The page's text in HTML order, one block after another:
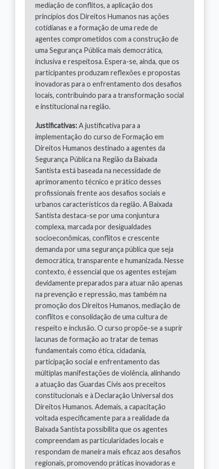
mediação de conflitos, a aplicação dos
princípios dos Direitos Humanos nas ações
cotidianas e a formação de uma rede de
agentes comprometidos com a construção de
uma Segurança Pública mais democrática,
inclusiva e respeitosa. Espera-se, ainda, que os
participantes produzam reflexões e propostas
inovadoras para o enfrentamento dos desafios
locais, contribuindo para a transformação social
e institucional na região.
Justificativas:A justificativa para a
implementação do curso de Formação em
Direitos Humanos destinado a agentes da
Segurança Pública na Região da Baixada
Santista está baseada na necessidade de
aprimoramento técnico e prático desses
profissionais frente aos desafios sociais e
urbanos característicos da região. A Baixada
Santista destaca-se por uma conjuntura
complexa, marcada por desigualdades
socioeconômicas, conflitos e crescente
demanda por uma segurança pública que seja
democrática, transparente e humanizada. Nesse
contexto, é essencial que os agentes estejam
devidamente preparados para atuar não apenas
na prevenção e repressão, mas também na
promoção dos Direitos Humanos, mediação de
conflitos e consolidação de uma cultura de
respeito e inclusão. O curso propõe-se a suprir
lacunas de formação ao tratar de temas
fundamentais como ética, cidadania,
participação social e enfrentamento das
múltiplas manifestações de violência, alinhando
a atuação das Guardas Civis aos preceitos
constitucionais e à Declaração Universal dos
Direitos Humanos. Ademais, a capacitação
voltada especificamente para a realidade da
Baixada Santista possibilita que os agentes
compreendam as particularidades locais e
respondam de maneira mais eficaz aos desafios
regionais, promovendo práticas inovadoras e